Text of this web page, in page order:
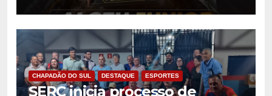
Rondonópolis
CHAPADÃO DO SUL DESTAQUE ESPORTES
SERC inicia processo de